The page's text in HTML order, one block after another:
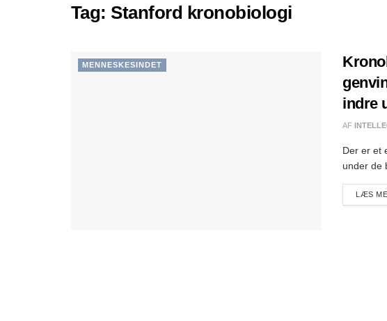
Tag: Stanford kronobiologi
MENNESKESINDET
indre
AF
Der er et
under de
LÆS